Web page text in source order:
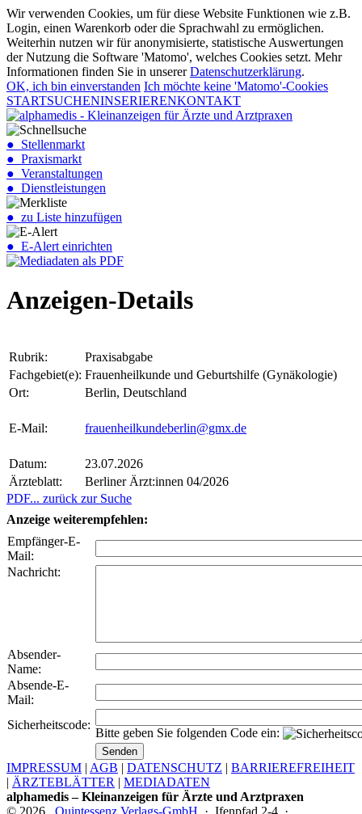
Wir verwenden Cookies, um für diese Website Funktionen wie z.B.
Login, einen Warenkorb oder die Sprachwahl zu ermöglichen.
Weiterhin nutzen wir für anonymisierte, statistische Auswertungen
der Nutzung die Software 'Matomo', welches Cookies setzt. Mehr
Informationen finden Sie in unsererDatenschutzerklärung.
OK, ich bin einverstanden Ich möchte keine 'Matomo'-Cookies
STARTSUCHENINSERIERENKONTAKT
● Stellenmarkt
● Praxismarkt
● Veranstaltungen
● Dienstleistungen
● zu Liste hinzufügen
● E-Alert einrichten
Anzeigen-Details
Rubrik:
Praxisabgabe
Fachgebiet(e): Frauenheilkunde und Geburtshilfe (Gynäkologie)
Ort:
Berlin, Deutschland
E-Mail: frauenheilkundeberlin@gmx.de
Datum:
23.07.2026
Ärzteblatt:
Berliner Ärzt:innen 04/2026
PDF... zurück zur Suche
Anzeige weiterempfehlen:
Empfänger-E-
Mail:
Nachricht:
Absender-
Name:
Absende-E-
Mail:
Sicherheitscode:
Bitte geben Sie folgenden Code ein:
IMPRESSUM | AGB | DATENSCHUTZ | BARRIEREFREIHEIT
| ÄRZTEBLÄTTER | MEDIADATEN
alphamedis – Kleinanzeigen für Ärzte und Arztpraxen
© 2026 Quintessenz Verlags-GmbH · Ifenpfad 2-4 ·